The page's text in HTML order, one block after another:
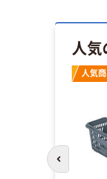
人
人気
前のスライ